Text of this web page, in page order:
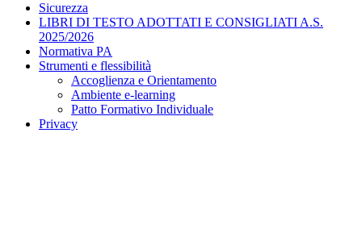
Sicurezza
LIBRI DI TESTO ADOTTATI E CONSIGLIATI A.S.
2025/2026
Normativa PA
Strumenti e flessibilità
Accoglienza e Orientamento
Ambiente e-learning
Patto Formativo Individuale
Privacy